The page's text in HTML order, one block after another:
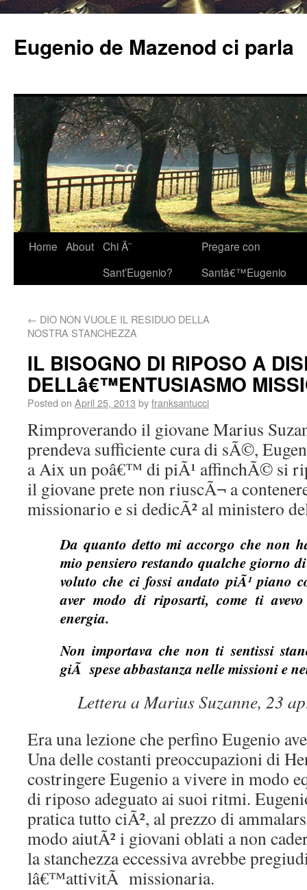
Eugenio de Mazenod ci parla
Home About Chi Ã¨
Sant’Eugenio?
Pregare con
Santâ€™Eugenio
← DIO NON VUOLE IL RESIDUO DELLA
NOSTRA STANCHEZZA
IL BISOGNO DI RIPOSO A
DELLâ€™ENTUSIASMO
Posted on April 25, 2013 byfranksantucci
Rimproverando il giovane Marius
prendeva sufficiente cura di sÃ©,
a Aix un poâ€™ di piÃ¹ affinchÃ© si
il giovane prete non riuscÃ¬ a
missionario e si dedicÃ² al ministero
Da quanto detto mi accorgo che non
mio pensiero restando qualche giorno
voluto che ci fossi andato piÃ¹ piano
aver modo di riposarti, come ti
energia.
Non importava che non ti sentissi
giÃ spese abbastanza nelle missioni e
Lettera a Marius Suzanne, 23
Era una lezione che perfino Eugenio
Una delle costanti preoccupazioni di
costringere Eugenio a vivere in modo
di riposo adeguato ai suoi ritmi.
pratica tutto ciÃ², al prezzo di
modo aiutÃ² i giovani oblati a non
la stanchezza eccessiva avrebbe
lâ€™attivitÃ missionaria.